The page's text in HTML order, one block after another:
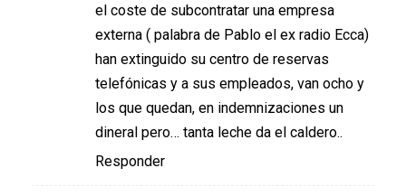
el coste de subcontratar una empresa
externa ( palabra de Pablo el ex radio Ecca)
han extinguido su centro de reservas
telefónicas y a sus empleados, van ocho y
los que quedan, en indemnizaciones un
dineral pero… tanta leche da el caldero..
Responder